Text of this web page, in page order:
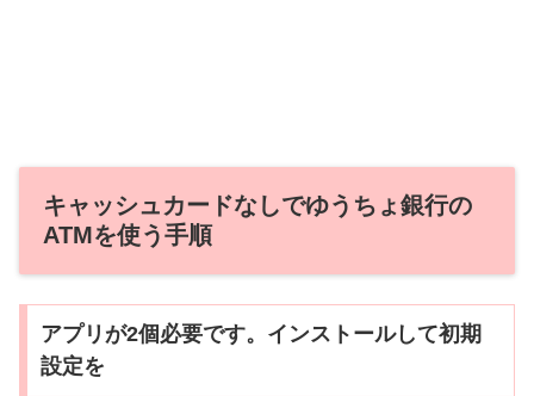
キャッシュカードなしでゆうちょ銀行の
ATMを使う手順
アプリが2個必要です。インストールして初期
設定を